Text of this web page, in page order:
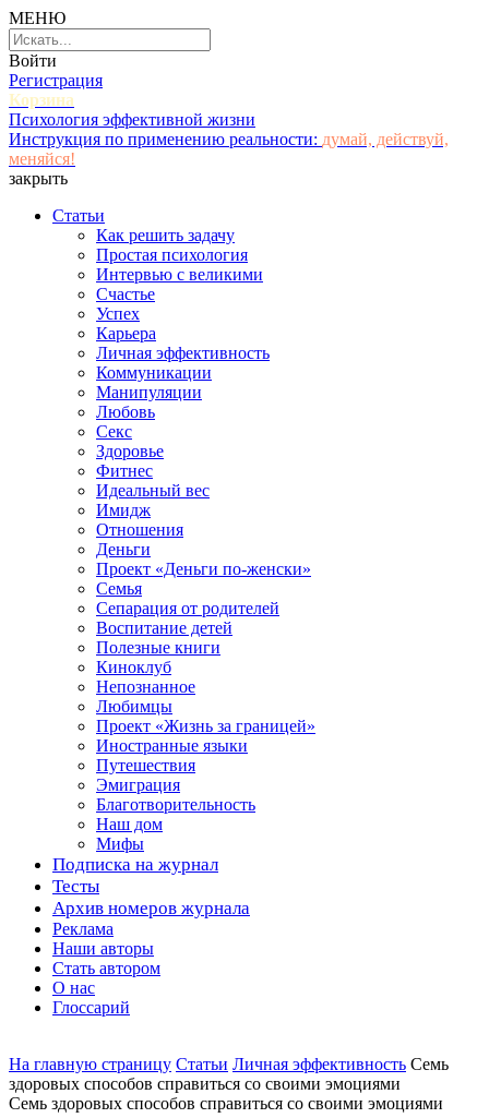
МЕНЮ
Войти
Регистрация
Корзина
Психология эффективной жизни
Инструкция по применению реальности: думай, действуй,
меняйся!
закрыть
Статьи
Как решить задачу
Простая психология
Интервью с великими
Счастье
Успех
Карьера
Личная эффективность
Коммуникации
Манипуляции
Любовь
Секс
Здоровье
Фитнес
Идеальный вес
Имидж
Отношения
Деньги
Проект «Деньги по-женски»
Семья
Сепарация от родителей
Воспитание детей
Полезные книги
Киноклуб
Непознанное
Любимцы
Проект «Жизнь за границей»
Иностранные языки
Путешествия
Эмиграция
Благотворительность
Наш дом
Мифы
Подписка на журнал
Тесты
Архив номеров журнала
Реклама
Наши авторы
Стать автором
О нас
Глоссарий
На главную страницу Статьи Личная эффективность Семь
здоровых способов справиться со своими эмоциями
Семь здоровых способов справиться со своими эмоциями